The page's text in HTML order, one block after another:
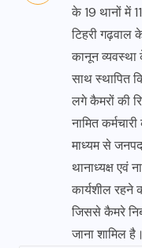
के 19 थानों में
टिहरी गढ़वाल
कानून व्यवस्था
साथ स्थापित
लगे कैमरों की
नामित
माध्यम से
थानाध्यक्ष एवं
कार्यशील रहने
जिससे कैमरे
जाना शामिल है।